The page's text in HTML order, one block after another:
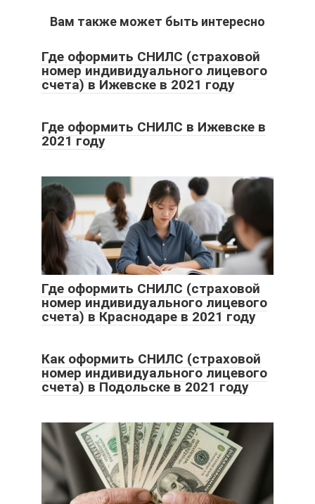
Вам также может быть интересно
Где оформить СНИЛС (страховой
номер индивидуального лицевого
счета) в Ижевске в 2021 году
Где оформить СНИЛС в Ижевске в
2021 году
Где оформить СНИЛС (страховой
номер индивидуального лицевого
счета) в Краснодаре в 2021 году
Как оформить СНИЛС (страховой
номер индивидуального лицевого
счета) в Подольске в 2021 году